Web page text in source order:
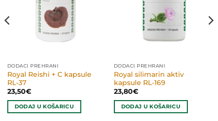
DODACI PREHRANI
Royal Reishi + C kapsule
RL-37
23,50€
DODAJ U KOŠARICU
DODACI PREHRANI
Royal silimarin aktiv
kapsule RL-169
23,80€
DODAJ U KOŠARICU